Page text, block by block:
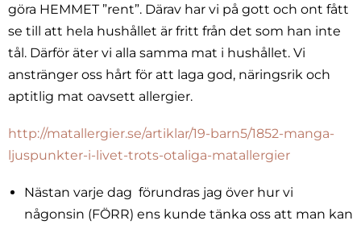
göra HEMMET ”rent”. Därav har vi på gott och ont fått
se till att hela hushållet är fritt från det som han inte
tål. Därför äter vi alla samma mat i hushållet. Vi
anstränger oss hårt för att laga god, näringsrik och
aptitlig mat oavsett allergier.
http://matallergier.se/artiklar/19-barn5/1852-manga-
ljuspunkter-i-livet-trots-otaliga-matallergier
Nästan varje dag förundras jag över hur vi
någonsin (FÖRR) ens kunde tänka oss att man kan